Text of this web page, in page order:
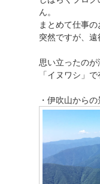
ん。
まとめて仕事の
突然ですが、遠
思い立ったのが
「イヌワシ」
・伊吹山から